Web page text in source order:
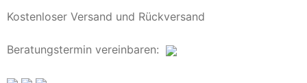
Kostenloser Versand und Rückversand
Beratungstermin vereinbaren: